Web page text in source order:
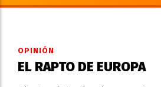
EL RAPTO DE EUROPA
OPINIÓN